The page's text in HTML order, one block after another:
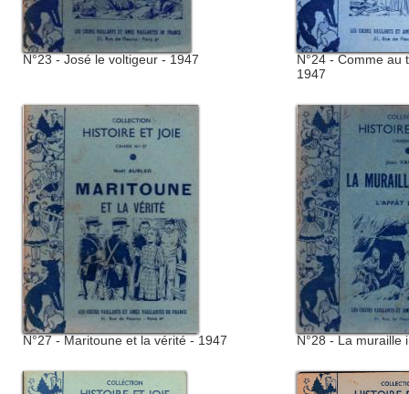
N°23 - José le voltigeur - 1947
N°24 - Comme au
1947
N°27 - Maritoune et la vérité - 1947 N°28 - La muraille